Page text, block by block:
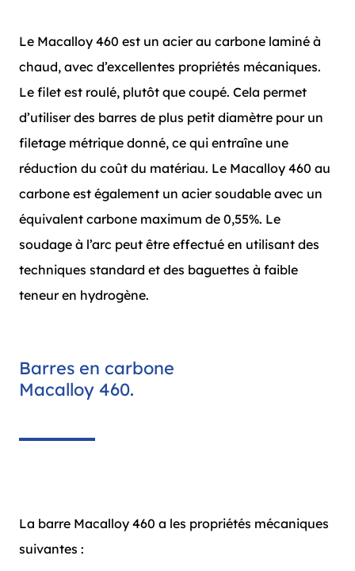
Le Macalloy 460 est un acier au carbone laminé à
chaud, avec d’excellentes propriétés mécaniques.
Le filet est roulé, plutôt que coupé. Cela permet
d’utiliser des barres de plus petit diamètre pour un
filetage métrique donné, ce qui entraîne une
réduction du coût du matériau. Le Macalloy 460 au
carbone est également un acier soudable avec un
équivalent carbone maximum de 0,55%. Le
soudage à l’arc peut être effectué en utilisant des
techniques standard et des baguettes à faible
teneur en hydrogène.
Barres en carbone
Macalloy 460.
La barre Macalloy 460 a les propriétés mécaniques
suivantes :